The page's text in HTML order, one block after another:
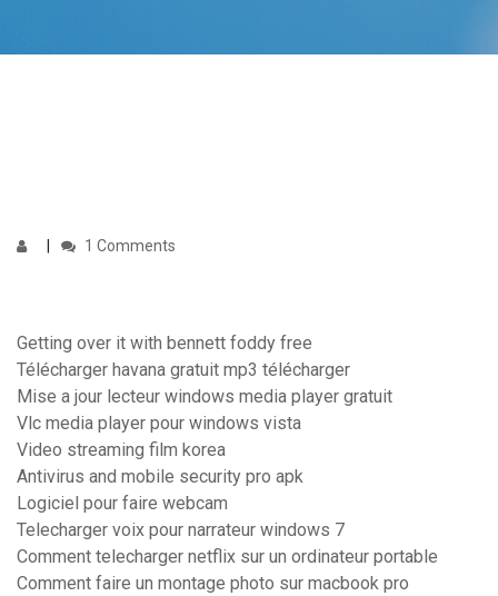
1 Comments
Getting over it with bennett foddy free
Télécharger havana gratuit mp3 télécharger
Mise a jour lecteur windows media player gratuit
Vlc media player pour windows vista
Video streaming film korea
Antivirus and mobile security pro apk
Logiciel pour faire webcam
Telecharger voix pour narrateur windows 7
Comment telecharger netflix sur un ordinateur portable
Comment faire un montage photo sur macbook pro